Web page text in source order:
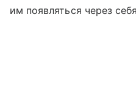
им появляться через